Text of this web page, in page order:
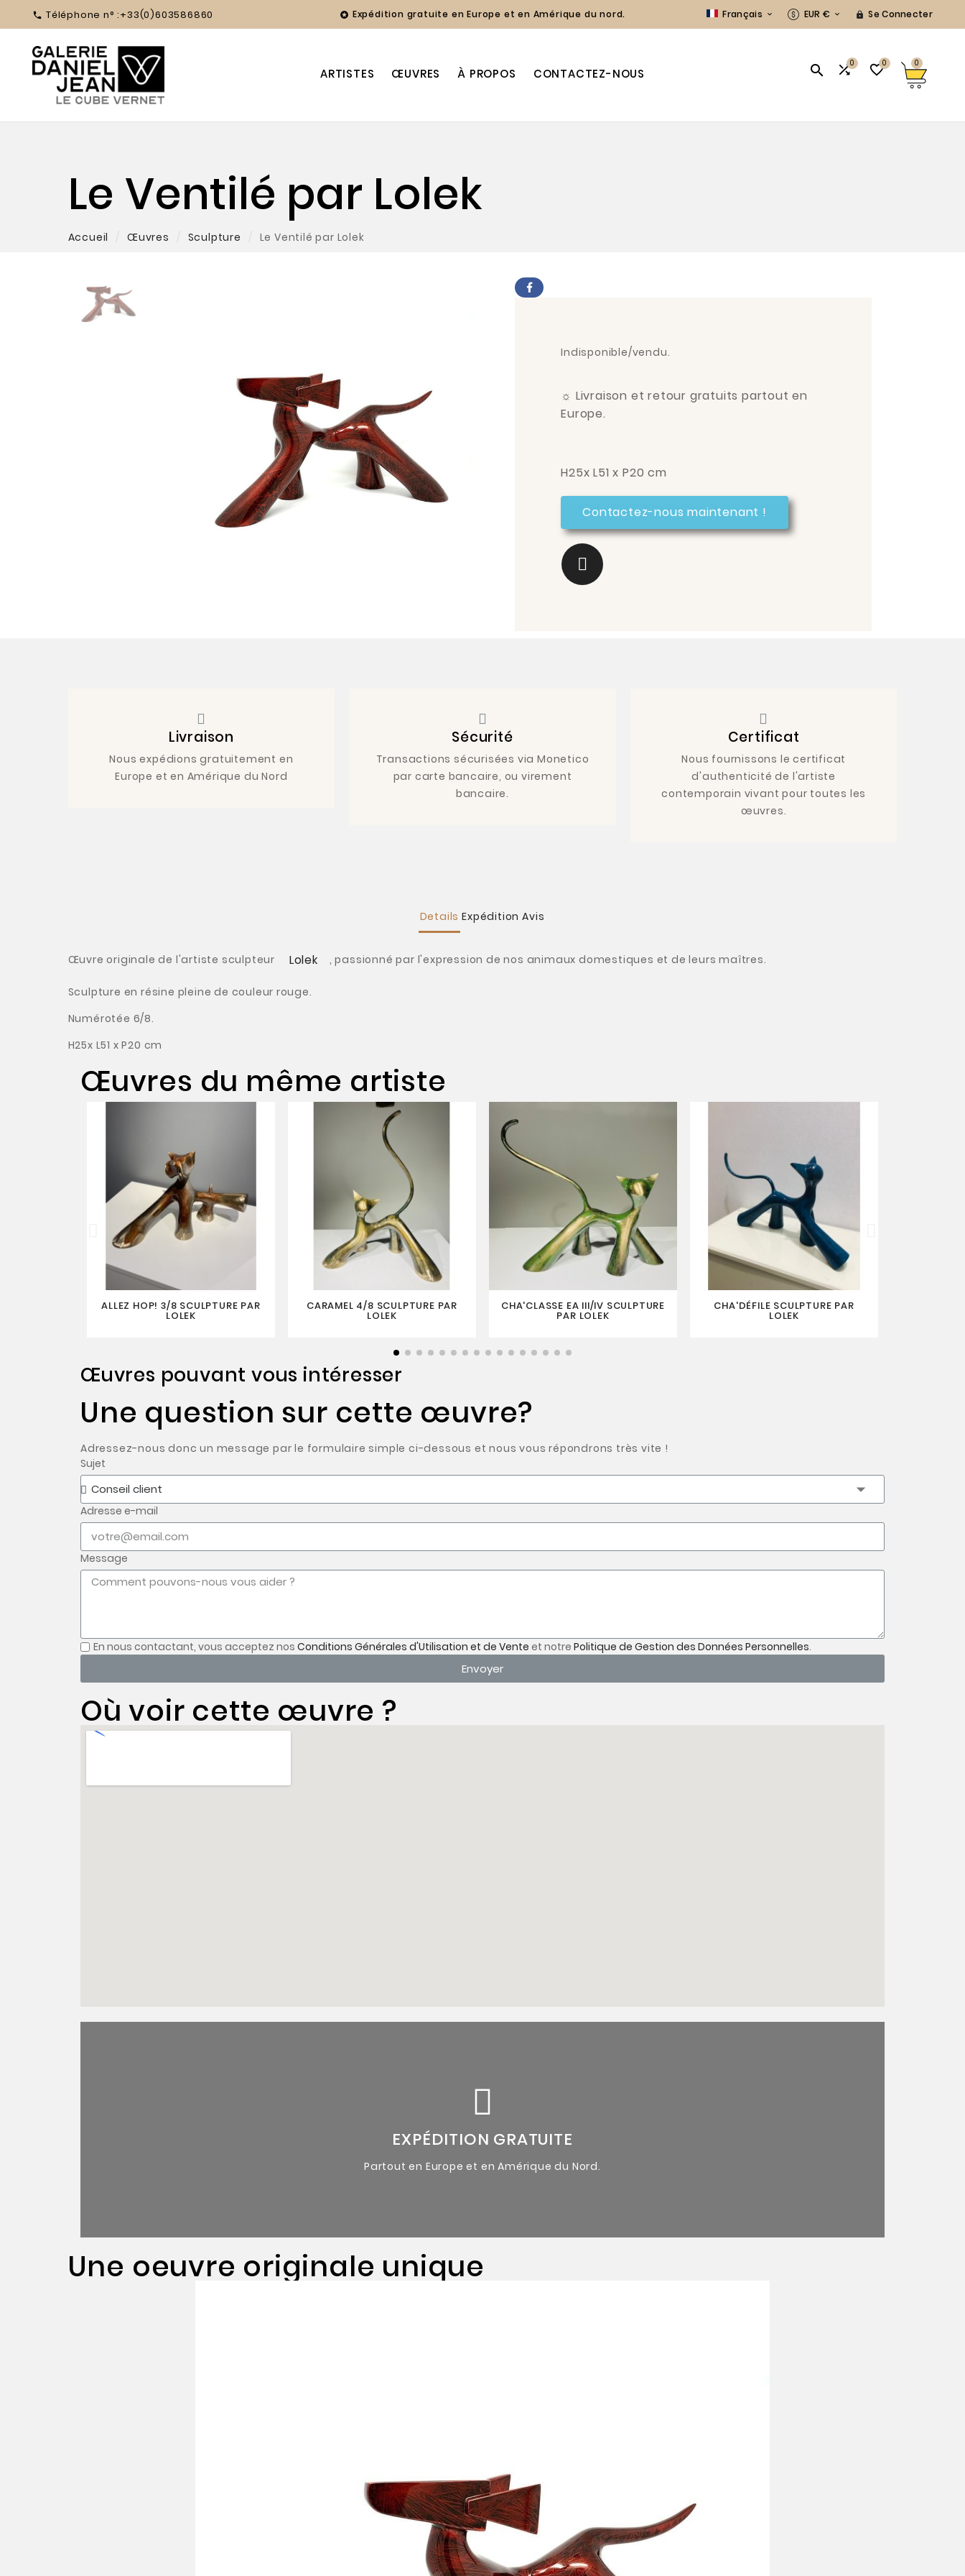
 Téléphone n° :+33(0)603586860  Expédition gratuite en Europe et en Amérique du nord. Français  EUR €   Se Connecter
ARTISTES ŒUVRES À PROPOS CONTACTEZ-NOUS  0 0 0
Le Ventilé par Lolek
Accueil Œuvres Sculpture Le Ventilé par Lolek
Indisponible/vendu.
☼ Livraison et retour gratuits partout en
Europe.
H25x L51 x P20 cm
Contactez-nous maintenant !
Livraison
Nous expédions gratuitement en
Europe et en Amérique du Nord
Sécurité
Transactions sécurisées via Monetico
par carte bancaire, ou virement
bancaire.
Certificat
Nous fournissons le certificat
d'authenticité de l'artiste
contemporain vivant pour toutes les
œuvres.
Details Expédition Avis
Œuvre originale de l'artiste sculpteur Lolek , passionné par l'expression de nos animaux domestiques et de leurs maîtres.
Sculpture en résine pleine de couleur rouge.
Numérotée 6/8.
H25x L51 x P20 cm
Œuvres du même artiste
ALLEZ HOP! 3/8 SCULPTURE PAR
LOLEK
CARAMEL 4/8 SCULPTURE PAR
LOLEK
CHA'CLASSE EA III/IV SCULPTURE
PAR LOLEK
CHA'DÉFILE SCULPTURE PAR
LOLEK
Œuvres pouvant vous intéresser
Une question sur cette œuvre?
Adressez-nous donc un message par le formulaire simple ci-dessous et nous vous répondrons très vite !
Sujet
Adresse e-mail
Message
En nous contactant, vous acceptez nos Conditions Générales d'Utilisation et de Vente et notre Politique de Gestion des Données Personnelles.
Envoyer
Où voir cette œuvre ?
EXPÉDITION GRATUITE
Partout en Europe et en Amérique du Nord.
Oeuvres originales uniques
accompagnées du certificat d'authenticité de l'artiste.
Une oeuvre originale unique